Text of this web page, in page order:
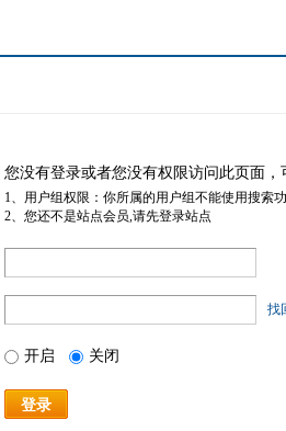
您没有登录或者您没有权限访问此页面
1、用户组权限：你所属的用户组不能使用搜索
2、您还不是站点会员,请先登录站点
找
开启 关闭
登录